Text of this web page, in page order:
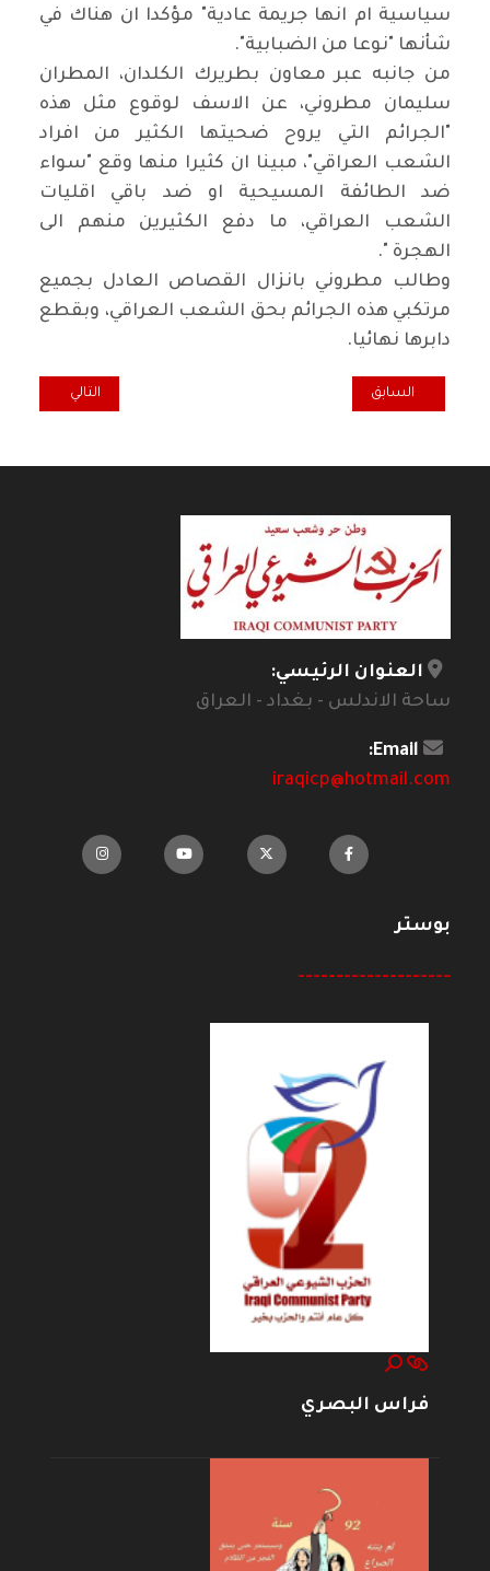
سياسية ام انها جريمة عادية" مؤكدا ان هناك في
شأنها "نوعا من الضبابية".
من جانبه عبر معاون بطريرك الكلدان، المطران
سليمان مطروني، عن الاسف لوقوع مثل هذه
"الجرائم التي يروح ضحيتها الكثير من افراد
الشعب العراقي"، مبينا ان كثيرا منها وقع "سواء
ضد الطائفة المسيحية او ضد باقي اقليات
الشعب العراقي، ما دفع الكثيرين منهم الى
الهجرة ".
وطالب مطروني بانزال القصاص العادل بجميع
مرتكبي هذه الجرائم بحق الشعب العراقي، وبقطع
دابرها نهائيا.
المقال السابق: حميد مجيد موسى عن التحالفات السياسية في منتدى
السابق المقال التالي:
التالي
العنوان الرئيسي:
ساحة الاندلس - بغداد - العراق
Email:
iraqicp@hotmail.com
بوستر
--------------------
فراس البصري